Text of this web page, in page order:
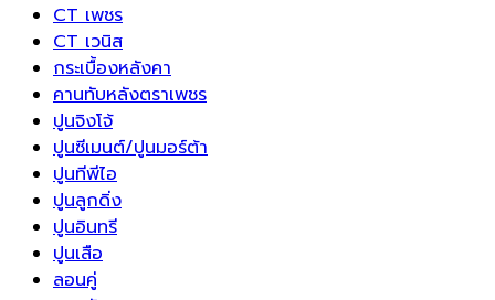
CT เพชร
CT เวนิส
กระเบื้องหลังคา
คานทับหลังตราเพชร
ปูนจิงโจ้
ปูนซีเมนต์/ปูนมอร์ต้า
ปูนทีพีไอ
ปูนลูกดิ่ง
ปูนอินทรี
ปูนเสือ
ลอนคู่